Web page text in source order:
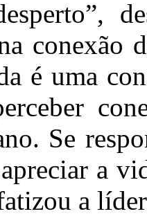
conexão
é uma
Se
a
a